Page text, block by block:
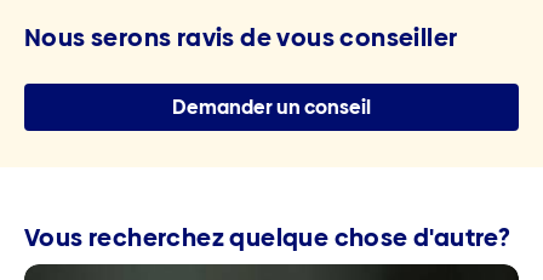
Nous serons ravis de vous conseiller
Demander un conseil
Vous recherchez quelque chose d'autre?